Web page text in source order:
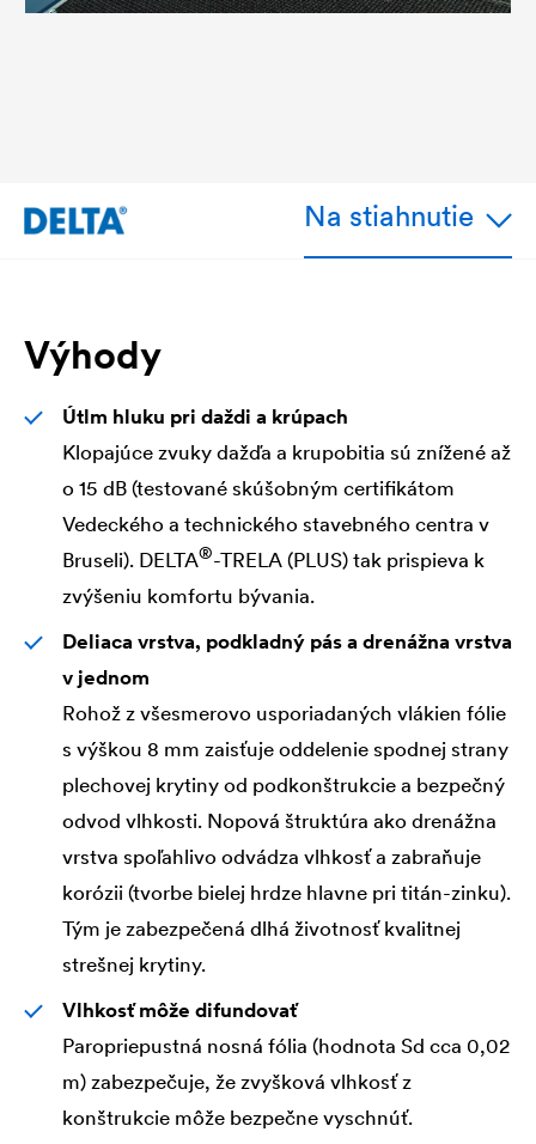
Na stiahnutie
Výhody
Útlm hluku pri daždi a krúpach
Klopajúce zvuky dažďa a krupobitia sú znížené až
o 15 dB (testované skúšobným certifikátom
Vedeckého a technického stavebného centra v
Bruseli). DELTA®-TRELA (PLUS) tak prispieva k
zvýšeniu komfortu bývania.
Deliaca vrstva, podkladný pás a drenážna vrstva
v jednom
Rohož z všesmerovo usporiadaných vlákien fólie
s výškou 8 mm zaisťuje oddelenie spodnej strany
plechovej krytiny od podkonštrukcie a bezpečný
odvod vlhkosti. Nopová štruktúra ako drenážna
vrstva spoľahlivo odvádza vlhkosť a zabraňuje
korózii (tvorbe bielej hrdze hlavne pri titán-zinku).
Tým je zabezpečená dlhá životnosť kvalitnej
strešnej krytiny.
Vlhkosť môže difundovať
Paropriepustná nosná fólia (hodnota Sd cca 0,02
m) zabezpečuje, že zvyšková vlhkosť z
konštrukcie môže bezpečne vyschnúť.